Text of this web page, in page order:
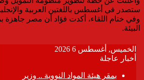
ستصدر في أغسطس باللغتين العربية
وفي ختام اللقاء، أكدت فؤاد أن مصر
البيئة.